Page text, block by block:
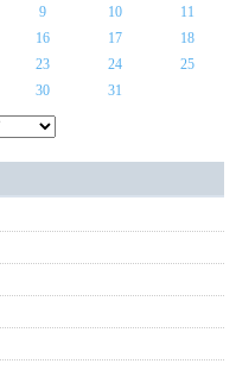
9 10
11
16 17
18
23 24
25
30 31